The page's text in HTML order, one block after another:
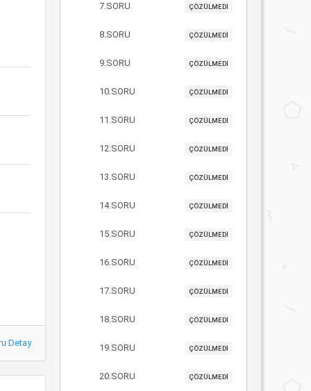
Detay
7.SORU ÇÖZÜLMEDİ
8.SORU ÇÖZÜLMEDİ
9.SORU ÇÖZÜLMEDİ
10.SORU ÇÖZÜLMEDİ
11.SORU ÇÖZÜLMEDİ
12.SORU ÇÖZÜLMEDİ
13.SORU ÇÖZÜLMEDİ
14.SORU ÇÖZÜLMEDİ
15.SORU ÇÖZÜLMEDİ
16.SORU ÇÖZÜLMEDİ
17.SORU ÇÖZÜLMEDİ
18.SORU ÇÖZÜLMEDİ
19.SORU ÇÖZÜLMEDİ
20.SORU ÇÖZÜLMEDİ